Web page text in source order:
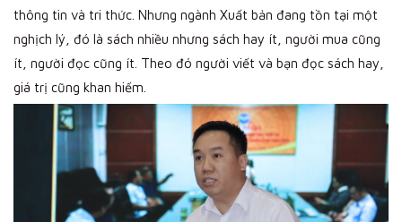
thông tin và tri thức. Nhưng ngành Xuất bản đang tồn tại một
nghịch lý, đó là sách nhiều nhưng sách hay ít, người mua cũng
ít, người đọc cũng ít. Theo đó người viết và bạn đọc sách hay,
giá trị cũng khan hiếm.